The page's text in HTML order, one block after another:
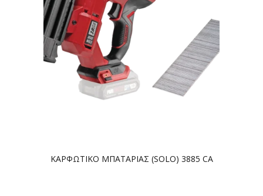
ΚΑΡΦΩΤΙΚΟ ΜΠΑΤΑΡΙΑΣ (SOLO) 3885 CA